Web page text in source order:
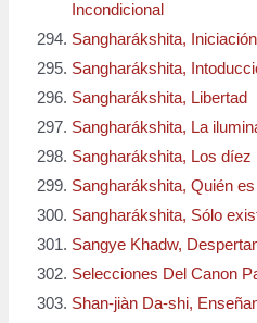
Incondicional
Sangharákshita,
Sangharákshita,
Sangharákshita, Libertad
Sangharákshita, La
Sangharákshita, Los
Sangharákshita, Quién
Sangharákshita, Sólo
Sangye Khadw,
Selecciones Del Canon
Shan-jiàn Da-shi,